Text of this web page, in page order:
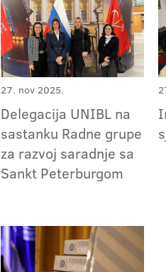
27. nov 2025.
Delegacija UNIBL na
sastanku Radne grupe
za razvoj saradnje sa
Sankt Peterburgom